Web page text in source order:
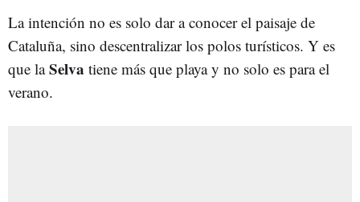
La intención no es solo dar a conocer el paisaje de
Cataluña, sino descentralizar los polos turísticos. Y es
que laSelva tiene más que playa y no solo es para el
verano.